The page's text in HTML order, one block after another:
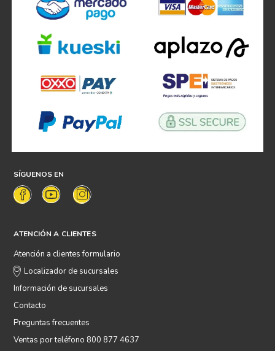
SÍGUENOS EN
ATENCIÓN A CLIENTES
Atención a clientes formulario
Localizador de sucursales
Información de sucursales
Contacto
Preguntas frecuentes
Ventas por teléfono 800 877 4637